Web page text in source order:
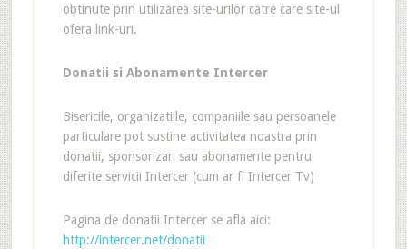
obtinute prin utilizarea site-urilor catre care site-ul
ofera link-uri.
Donatii si Abonamente Intercer
Bisericile, organizatiile, companiile sau persoanele
particulare pot sustine activitatea noastra prin
donatii, sponsorizari sau abonamente pentru
diferite servicii Intercer (cum ar fi Intercer Tv)
Pagina de donatii Intercer se afla aici:
http://intercer.net/donatii